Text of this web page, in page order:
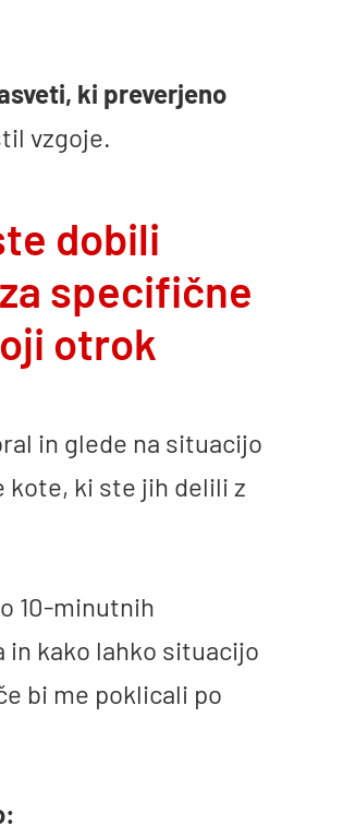
ki preverjeno
vzgoje.
dobili
specifične
otrok
in glede na situacijo
kote, ki ste jih delili z
10-minutnih
in kako lahko situacijo
bi me poklicali po